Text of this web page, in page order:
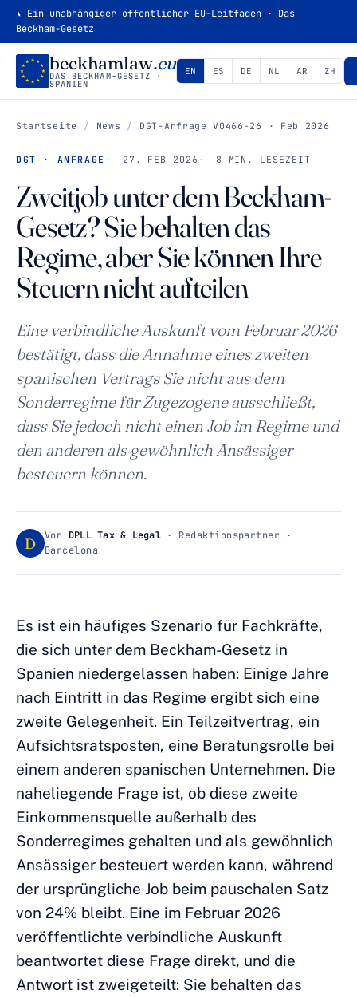
★ Ein unabhängiger öffentlicher EU-Leitfaden · Das
Beckham-Gesetz
beckhamlaw.eu
DAS BECKHAM-GESETZ ·
SPANIEN
EN ES DE NL AR ZH
Startseite / News / DGT-Anfrage V0466-26 · Feb 2026
DGT · ANFRAGE 27. FEB 2026 8 MIN. LESEZEIT
Zweitjob unter dem Beckham-
Gesetz? Sie behalten das
Regime, aber Sie können Ihre
Steuern nicht aufteilen
Eine verbindliche Auskunft vom Februar 2026
bestätigt, dass die Annahme eines zweiten
spanischen Vertrags Sie nicht aus dem
Sonderregime für Zugezogene ausschließt,
dass Sie jedoch nicht einen Job im Regime und
den anderen als gewöhnlich Ansässiger
besteuern können.
D Von DPLL Tax & Legal· Redaktionspartner ·
Barcelona
Es ist ein häufiges Szenario für Fachkräfte,
die sich unter dem Beckham-Gesetz in
Spanien niedergelassen haben: Einige Jahre
nach Eintritt in das Regime ergibt sich eine
zweite Gelegenheit. Ein Teilzeitvertrag, ein
Aufsichtsratsposten, eine Beratungsrolle bei
einem anderen spanischen Unternehmen. Die
naheliegende Frage ist, ob diese zweite
Einkommensquelle außerhalb des
Sonderregimes gehalten und als gewöhnlich
Ansässiger besteuert werden kann, während
der ursprüngliche Job beim pauschalen Satz
von 24% bleibt. Eine im Februar 2026
veröffentlichte verbindliche Auskunft
beantwortet diese Frage direkt, und die
Antwort ist zweigeteilt: Sie behalten das